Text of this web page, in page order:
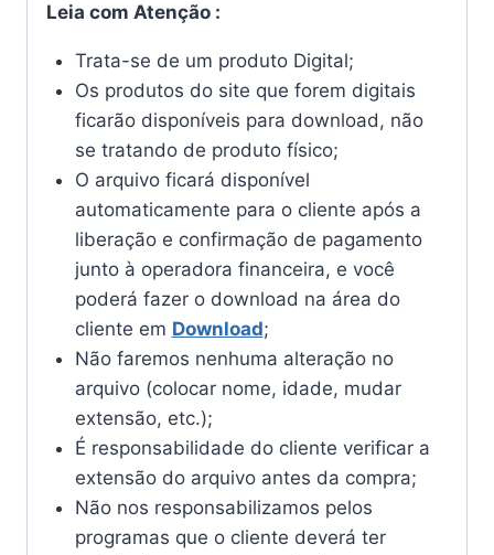
Leia com Atenção :
Trata-se de um produto Digital;
Os produtos do site que forem digitais
ficarão disponíveis para download, não
se tratando de produto físico;
O arquivo ficará disponível
automaticamente para o cliente após a
liberação e confirmação de pagamento
junto à operadora financeira, e você
poderá fazer o download na área do
cliente em Download;
Não faremos nenhuma alteração no
arquivo (colocar nome, idade, mudar
extensão, etc.);
É responsabilidade do cliente verificar a
extensão do arquivo antes da compra;
Não nos responsabilizamos pelos
programas que o cliente deverá ter